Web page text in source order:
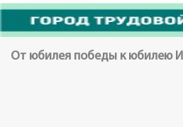
От юбилея победы к юбилею